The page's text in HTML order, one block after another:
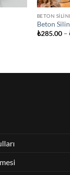
BETON
Beton
₺285.00 –